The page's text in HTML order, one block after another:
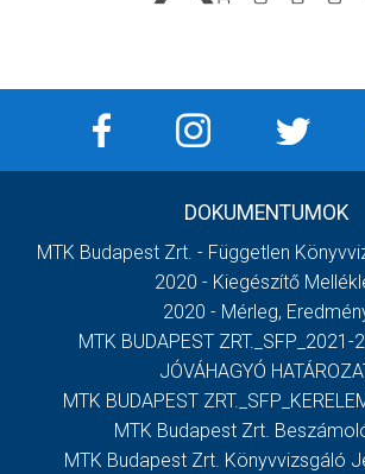
DOKUMENTUMOK
MTK Budapest Zrt. - Független
2020 - Kiegészítő
2020 - Mérleg,
MTK BUDAPEST ZRT._SFP_2021-
JÓVÁHAGYÓ
MTK BUDAPEST
MTK Budapest Zrt.
MTK Budapest Zrt. Könyvvizsgáló